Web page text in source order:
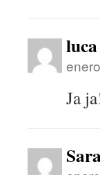
luca
Ja